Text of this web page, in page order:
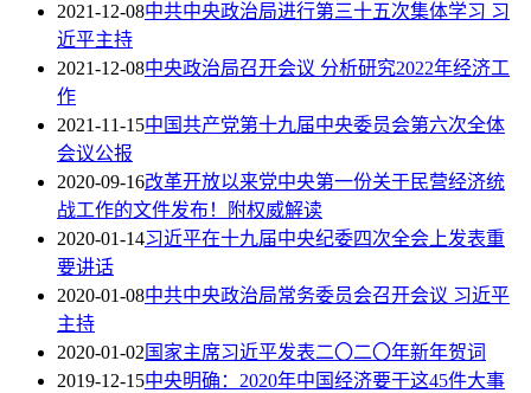
2021-12-08中共中央政治局进行第三十五次集体学习 习
近平主持
2021-12-08中央政治局召开会议 分析研究2022年经济工
作
2021-11-15中国共产党第十九届中央委员会第六次全体
会议公报
2020-09-16改革开放以来党中央第一份关于民营经济统
战工作的文件发布！附权威解读
2020-01-14习近平在十九届中央纪委四次全会上发表重
要讲话
2020-01-08中共中央政治局常务委员会召开会议 习近平
主持
2020-01-02国家主席习近平发表二〇二〇年新年贺词
2019-12-15中央明确：2020年中国经济要干这45件大事